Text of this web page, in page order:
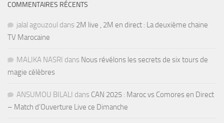
COMMENTAIRES RÉCENTS
jalal agouzoul dans 2M live , 2M en direct : La deuxième chaine
TV Marocaine
MALIKA NASRI dans Nous révélons les secrets de six tours de
magie célèbres
ANSUMOU BILALI dans CAN 2025 : Maroc vs Comores en Direct
– Match d’Ouverture Live ce Dimanche